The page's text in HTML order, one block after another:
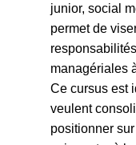
junior, social
permet de
managériales
Ce cursus est
veulent
positionner